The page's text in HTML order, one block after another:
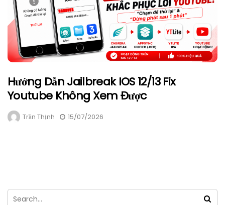
Hướng Dẫn Jailbreak IOS 12/13 Fix
Youtube Không Xem Được
Trần Thịnh 15/07/2026